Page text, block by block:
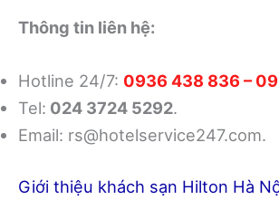
Thông tin liên hệ:
Hotline 24/7: 0936 438 836 –
Tel: 024 3724 5292.
Email: rs@hotelservice247.com.
Giới thiệu khách sạn Hilton Hà